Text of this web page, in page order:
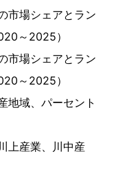
市場シェアとラン
～2025）
市場シェアとラン
～2025）
地域、パーセント
上産業、川中産